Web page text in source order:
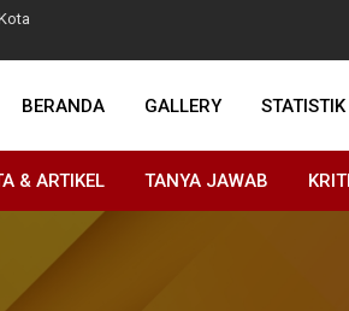
BERANDA GALLERY STATISTIK
& ARTIKEL TANYA JAWAB